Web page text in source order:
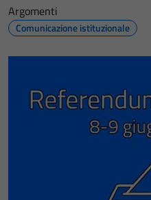
Argomenti
Comunicazione istituzionale